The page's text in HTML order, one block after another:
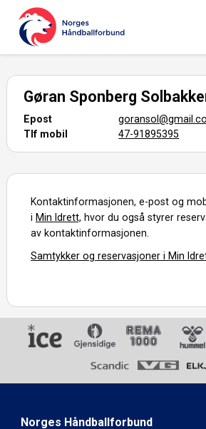
Gøran Sponberg
Epost
Tlf mobil
47-91895395
Kontaktinformasjonen, e-post og
i Min Idrett, hvor du også styrer
av kontaktinformasjonen.
Samtykker og reservasjoner i Min
Norges Håndballforbund